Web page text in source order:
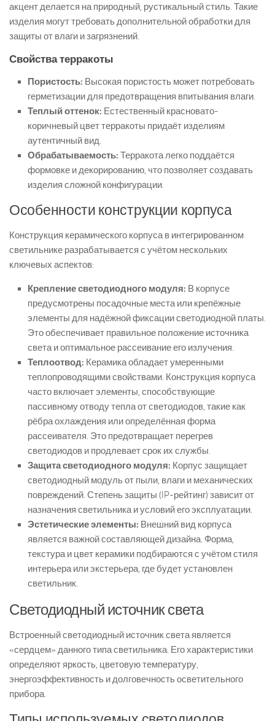
акцент делается на природный, рустикальный стиль. Такие
изделия могут требовать дополнительной обработки для
защиты от влаги и загрязнений.
Свойства терракоты
Пористость: Высокая пористость может потребовать
герметизации для предотвращения впитывания влаги.
Теплый оттенок: Естественный красновато-
коричневый цвет терракоты придаёт изделиям
аутентичный вид.
Обрабатываемость: Терракота легко поддаётся
формовке и декорированию, что позволяет создавать
изделия сложной конфигурации.
Особенности конструкции корпуса
Конструкция керамического корпуса в интегрированном
светильнике разрабатывается с учётом нескольких
ключевых аспектов:
Крепление светодиодного модуля: В корпусе
предусмотрены посадочные места или крепёжные
элементы для надёжной фиксации светодиодной платы.
Это обеспечивает правильное положение источника
света и оптимальное рассеивание его излучения.
Теплоотвод: Керамика обладает умеренными
теплопроводящими свойствами. Конструкция корпуса
часто включает элементы, способствующие
пассивному отводу тепла от светодиодов, такие как
рёбра охлаждения или определённая форма
рассеивателя. Это предотвращает перегрев
светодиодов и продлевает срок их службы.
Защита светодиодного модуля: Корпус защищает
светодиодный модуль от пыли, влаги и механических
повреждений. Степень защиты (IP-рейтинг) зависит от
назначения светильника и условий его эксплуатации.
Эстетические элементы: Внешний вид корпуса
является важной составляющей дизайна. Форма,
текстура и цвет керамики подбираются с учётом стиля
интерьера или экстерьера, где будет установлен
светильник.
Светодиодный источник света
Встроенный светодиодный источник света является
«сердцем» данного типа светильника. Его характеристики
определяют яркость, цветовую температуру,
энергоэффективность и долговечность осветительного
прибора.